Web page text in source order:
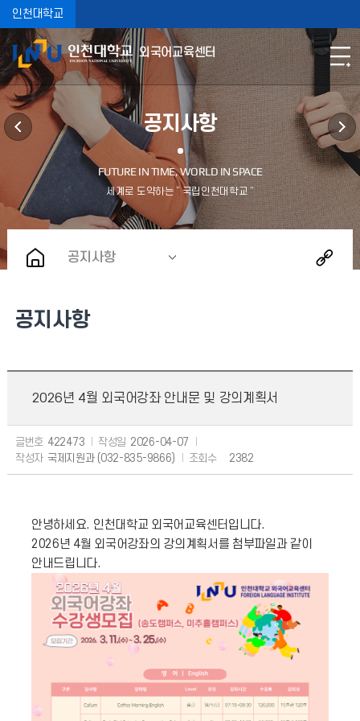
인천대학교
외국어교육센터
공지사항
공지사항
공지사항
2026년 4월 외국어강좌 안내문 및 강의계획서
글번호 422473 작성일 2026-04-07
작성자 국제지원과 (032-835-9866) 조회수 2382
안녕하세요. 인천대학교 외국어교육센터입니다.
2026년 4월 외국어강좌의 강의계획서를 첨부파일과 같이
안내드립니다.